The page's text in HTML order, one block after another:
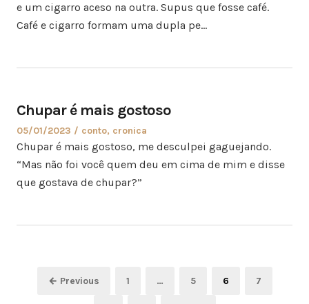
e um cigarro aceso na outra. Supus que fosse café.
Café e cigarro formam uma dupla pe…
Chupar é mais gostoso
05/01/2023 conto, cronica
Chupar é mais gostoso, me desculpei gaguejando.
“Mas não foi você quem deu em cima de mim e disse
que gostava de chupar?”
← Previous 1 … 5 6 7